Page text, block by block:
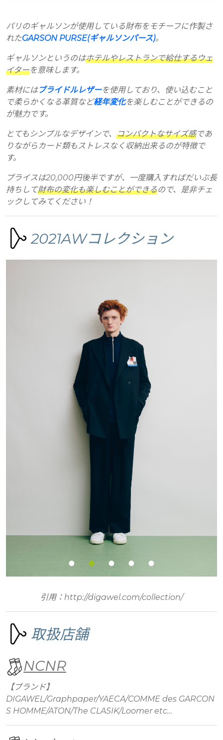
パリのギャルソンが使用している財布をモチーフに作製さ
れたGARSON PURSE(ギャルソンパース)。
ギャルソンというのはホテルやレストランで給仕するウェ
イターを意味します。
素材にはブライドルレザーを使用しており、使い込むこと
で柔らかくなる革質など経年変化を楽しむことができるの
が魅力です。
とてもシンプルなデザインで、 コンパクトなサイズ感であ
りながらカード類もストレスなく収納出来るのが特徴で
す。
プライスは20,000円後半ですが、一度購入すればだいぶ長
持ちして財布の変化も楽しむことができるので、是非チェ
ックしてみてください！
2021AWコレクション
引用：http://digawel.com/collection/
取扱店舗
NCNR
【ブランド】
DIGAWEL/Graphpaper/YAECA/COMME des GARCON
S HOMME/ATON/The CLASIK/Loomer etc…